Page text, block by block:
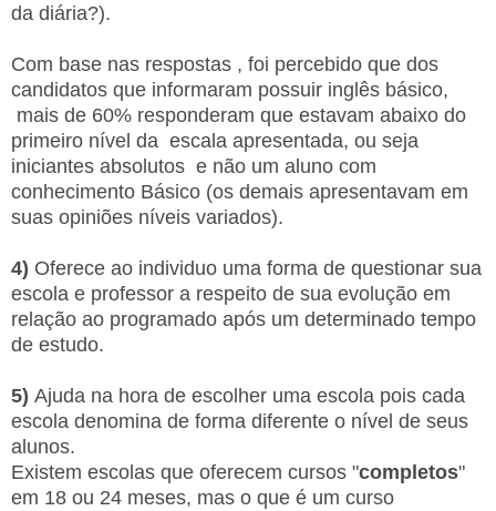
da diária?).
Com base nas respostas , foi percebido que dos
candidatos que informaram possuir inglês básico,
mais de 60% responderam que estavam abaixo do
primeiro nível da escala apresentada, ou seja
iniciantes absolutos e não um aluno com
conhecimento Básico (os demais apresentavam em
suas opiniões níveis variados).
4) Oferece ao individuo uma forma de questionar sua
escola e professor a respeito de sua evolução em
relação ao programado após um determinado tempo
de estudo.
5) Ajuda na hora de escolher uma escola pois cada
escola denomina de forma diferente o nível de seus
alunos.
Existem escolas que oferecem cursos "completos"
em 18 ou 24 meses, mas o que é um curso